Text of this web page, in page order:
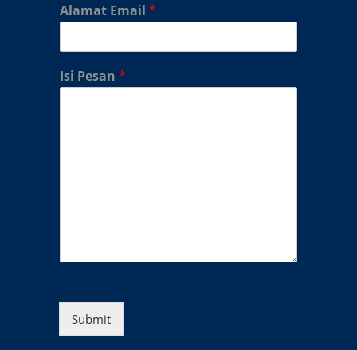
Alamat Email *
Isi Pesan *
Submit